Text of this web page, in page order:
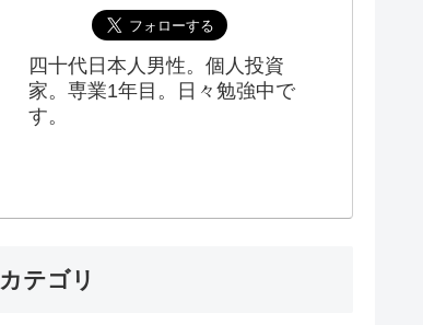
四十代日本人男性。個人投資
家。専業1年目。日々勉強中で
す。
カテゴリ